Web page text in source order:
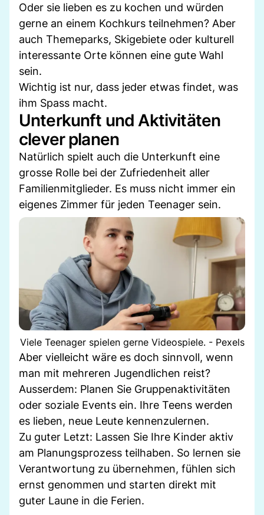
Oder sie lieben es zu kochen und würden
gerne an einem Kochkurs teilnehmen? Aber
auch Themeparks, Skigebiete oder kulturell
interessante Orte können eine gute Wahl
sein.
Wichtig ist nur, dass jeder etwas findet, was
ihm Spass macht.
Unterkunft und Aktivitäten
clever planen
Natürlich spielt auch die Unterkunft eine
grosse Rolle bei der Zufriedenheit aller
Familienmitglieder. Es muss nicht immer ein
eigenes Zimmer für jeden Teenager sein.
Viele Teenager spielen gerne Videospiele. - Pexels
Aber vielleicht wäre es doch sinnvoll, wenn
man mit mehreren Jugendlichen reist?
Ausserdem: Planen Sie Gruppenaktivitäten
oder soziale Events ein. Ihre Teens werden
es lieben, neue Leute kennenzulernen.
Zu guter Letzt: Lassen Sie Ihre Kinder aktiv
am Planungsprozess teilhaben. So lernen sie
Verantwortung zu übernehmen, fühlen sich
ernst genommen und starten direkt mit
guter Laune in die Ferien.